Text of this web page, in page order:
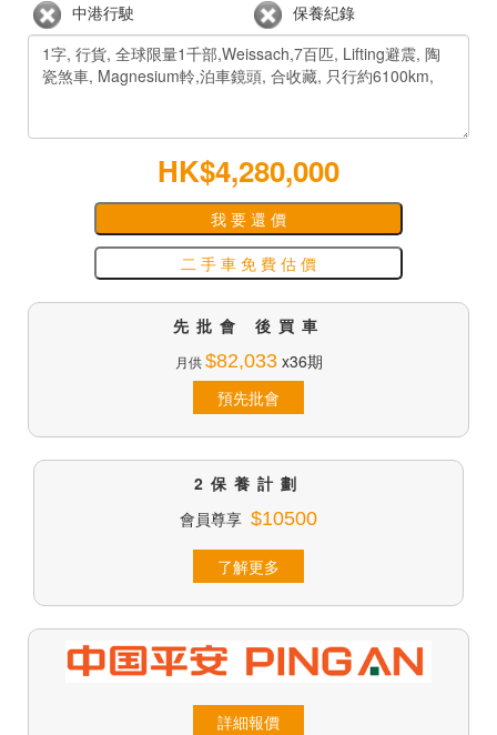
中港行駛
保養紀錄
HK$4,280,000
我 要 還 價
二 手 車 免 費 估 價
先批會 後買車
月供$82,033x36期
預先批會
2保養計劃
會員尊享 $10500
了解更多
詳細報價